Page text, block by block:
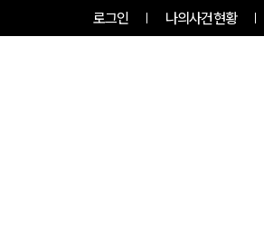
로그인 나의사건현황